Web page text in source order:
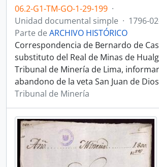
06.2-G1-TM-GO-1-29-199 ·
Unidad documental simple · 1796-
Parte de ARCHIVO HISTÓRICO
Correspondencia de Bernardo de
substituto del Real de Minas de
Tribunal de Minería de Lima,
abandono de la veta San Juan de
Tribunal de Minería